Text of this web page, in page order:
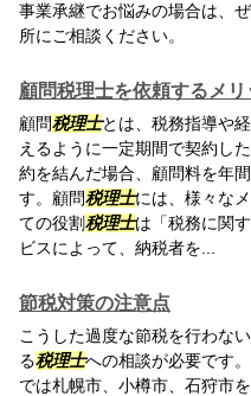
事業承継でお悩みの場合は、
所にご相談ください。
顧問税理士を依頼するメリ
顧問税理士とは、税務指導や
えるように一定期間で契約した
約を結んだ場合、顧問料を年
す。顧問税理士には、様々な
ての役割税理士は「税務に関
ビスによって、納税者を...
節税対策の注意点
こうした過度な節税を行わな
る税理士への相談が必要です。
では札幌市、小樽市、石狩市